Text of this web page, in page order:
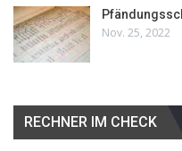
Nov. 25, 2022
RECHNER IM CHECK